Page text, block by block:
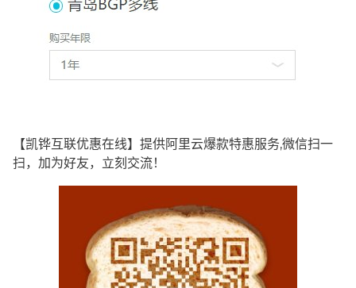
【凯铧互联优惠在线】提供阿里云爆款特惠服务,微信扫一
扫，加为好友，立刻交流！